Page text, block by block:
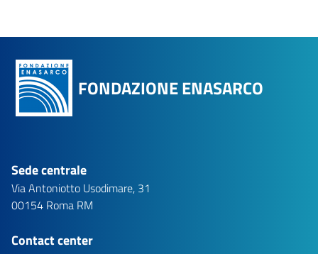
FONDAZIONE ENASARCO
Sede centrale
Via Antoniotto Usodimare, 31
00154 Roma RM
Contact center